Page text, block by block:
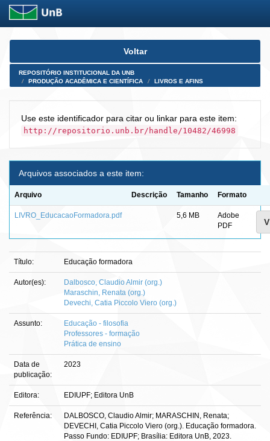
Skip
Voltar
REPOSITÓRIO INSTITUCIONAL DA UNB
PRODUÇÃO ACADÊMICA E CIENTÍFICA
LIVROS E AFINS
Use este identificador para citar ou linkar para este item:
http://repositorio.unb.br/handle/10482/46998
Arquivos associados a este item:
Arquivo Descrição Tamanho Formato
LIVRO_EducacaoFormadora.pdf 5,6 MB
Adobe
PDF
Título: Educação formadora
Autor(es):
Dalbosco, Claudio Almir (org.)
Maraschin, Renata (org.)
Devechi, Catia Piccolo Viero (org.)
Assunto:
Educação - filosofia
Professores - formação
Prática de ensino
Data de
publicação:
2023
Editora: EDIUPF; Editora UnB
Referência:
DALBOSCO, Claudio Almir; MARASCHIN, Renata;
DEVECHI, Catia Piccolo Viero (org.). Educação formadora.
Passo Fundo: EDIUPF; Brasília: Editora UnB, 2023.